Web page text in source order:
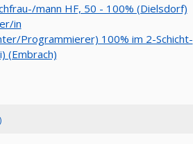
mann HF, 50 - 100% (Dielsdorf)
in
Programmierer) 100% im 2-Schicht-
(Embrach)